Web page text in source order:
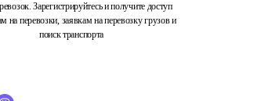
Зарегистрируйтесь и получите доступ
на перевозки, заявкам на перевозку грузов и
поиск транспорта